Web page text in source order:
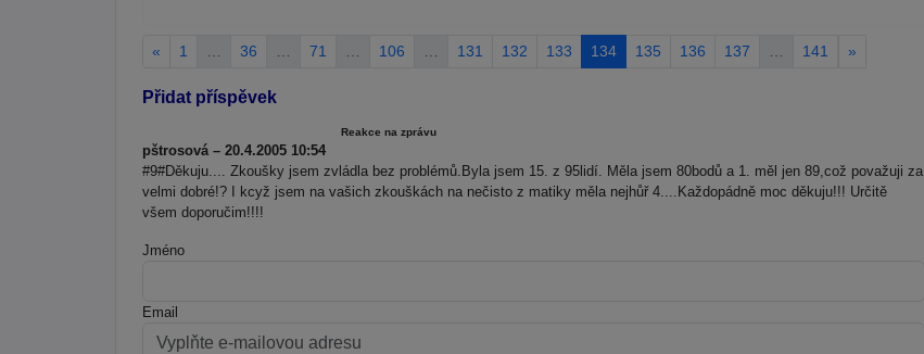
« 1 36 71 106 131 132 133 134 135 136 137 141 »
Přidat příspěvek
Reakce na zprávu
pštrosová – 20.4.2005 10:54
#9#Děkuju.... Zkoušky jsem zvládla bez problémů.Byla jsem 15. z 95lidí. Měla jsem 80bodů a 1. měl jen 89,což považuji za
velmi dobré!? I kcyž jsem na vašich zkouškách na nečisto z matiky měla nejhůř 4....Každopádně moc děkuju!!! Určitě
všem doporučim!!!!
Jméno
Email